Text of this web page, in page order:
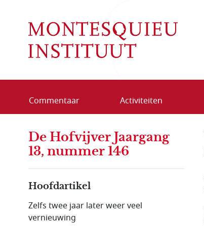
Commentaar Activiteiten
De Hofvijver Jaargang
13, nummer 146
Hoofdartikel
Zelfs twee jaar later weer veel
vernieuwing